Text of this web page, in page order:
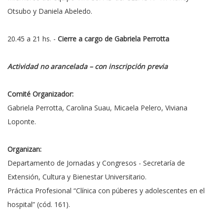
Otsubo y Daniela Abeledo.
20.45 a 21 hs. - Cierre a cargo de Gabriela Perrotta
Actividad no arancelada – con inscripción previa
Comité Organizador:
Gabriela Perrotta, Carolina Suau, Micaela Pelero, Viviana
Loponte.
Organizan:
Departamento de Jornadas y Congresos - Secretaría de
Extensión, Cultura y Bienestar Universitario.
Práctica Profesional “Clínica con púberes y adolescentes en el
hospital” (cód. 161).